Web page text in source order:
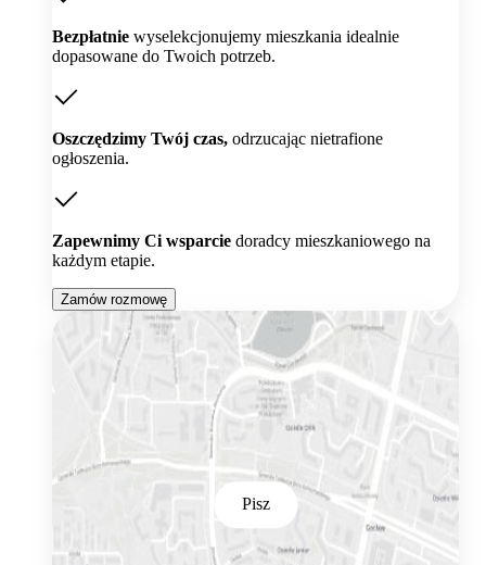
Bezpłatnie wyselekcjonujemy mieszkania idealnie
dopasowane do Twoich potrzeb.
Oszczędzimy Twój czas, odrzucając nietrafione
ogłoszenia.
Zapewnimy Ci wsparcie doradcy mieszkaniowego na
każdym etapie.
Zamów rozmowę
Pisz